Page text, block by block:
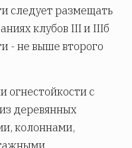
следует размещать
клубов III и IIIб
- не выше второго
огнестойкости с
деревянных
колоннами,